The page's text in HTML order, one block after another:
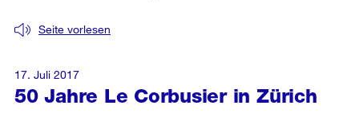
50 Jahre Le Corbusier in Zürich
Seite vorlesen
17. Juli 2017